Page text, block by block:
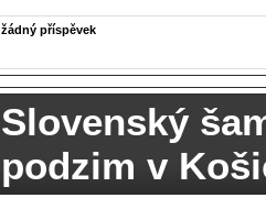
žádný příspěvek
Slovenský
podzim v